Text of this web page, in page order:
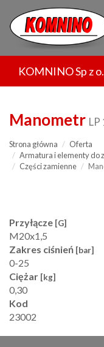
treści
KOMNINO Sp z
Manometr LP
Strona główna
Oferta
Armatura i elementy do
Części zamienne
Przyłącze [G]
M20x1,5
Zakres ciśnień [bar]
0-25
Ciężar [kg]
0,30
Kod
23002